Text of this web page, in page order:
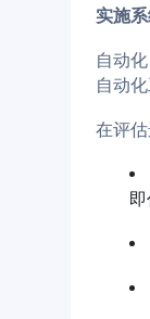
实施
自动
自动
在评